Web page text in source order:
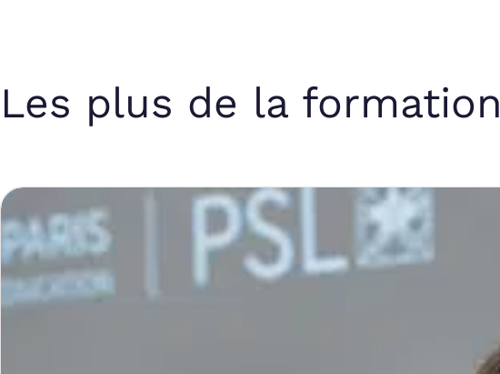
Les plus de la formation